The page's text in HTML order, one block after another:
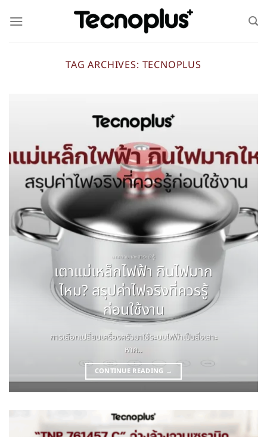
TAG ARCHIVES: TECNOPLUS
บทความและสาระน่ารู้
เตาแม่เหล็กไฟฟ้า กินไฟมาก
ไหม? สรุปค่าไฟจริงที่ควรรู้
ก่อนใช้งาน
การเลือกเปลี่ยนเครื่องครัวมาใช้ระบบไฟฟ้าเป็นสิ่งเสาะ
หาค..
CONTINUE READING →